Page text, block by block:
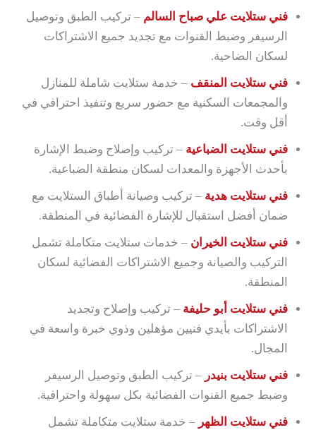
فني ستلايت علي صباح السالم – تركيب الطبق وتوصيل
الرسيفر وضبط القنوات مع تجديد جميع الاشتراكات
لسكان الضاحية.
فني ستلايت المنقف – خدمة ستلايت شاملة للمنازل
والمجمعات السكنية مع حضور سريع وتنفيذ احترافي في
أقل وقت.
فني ستلايت الضباعية – تركيب وإصلاح وضبط الإشارة
بأحدث الأجهزة والمعدات لسكان منطقة الضباعية.
فني ستلايت هدية – تركيب وصيانة أطباق الستلايت مع
ضمان أفضل استقبال للإشارة الفضائية في المنطقة.
فني ستلايت الخيران – خدمات ستلايت متكاملة تشمل
التركيب والصيانة وجميع الاشتراكات الفضائية لسكان
المنطقة.
فني ستلايت أبو حليفة – تركيب وإصلاح وتجديد
الاشتراكات بأيدي فنيين مؤهلين وذوي خبرة واسعة في
المجال.
فني ستلايت بنيدر – تركيب الطبق وتوصيل الرسيفر
وضبط جميع القنوات الفضائية بكل سهولة واحترافية.
فني ستلايت الظهر – خدمة ستلايت متكاملة تشمل